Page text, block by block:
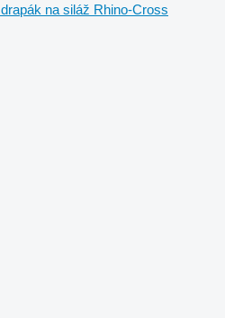
drapák na siláž Rhino-Cross